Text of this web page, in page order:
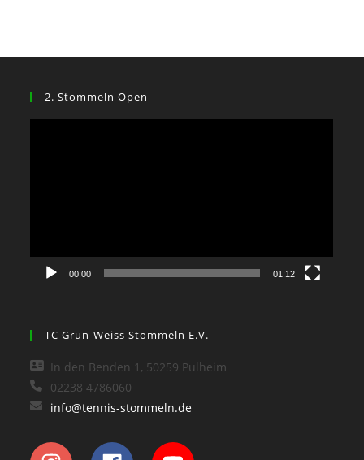
2. Stommeln Open
00:00 01:12
TC Grün-Weiss Stommeln E.V.
In den Benden 1, 50259 Pulheim
02238 4786060
info@tennis-stommeln.de